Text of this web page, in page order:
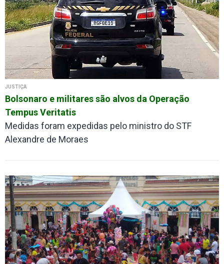
JUSTIÇA
Bolsonaro e militares são alvos da Operação
Tempus Veritatis
Medidas foram expedidas pelo ministro do STF
Alexandre de Moraes